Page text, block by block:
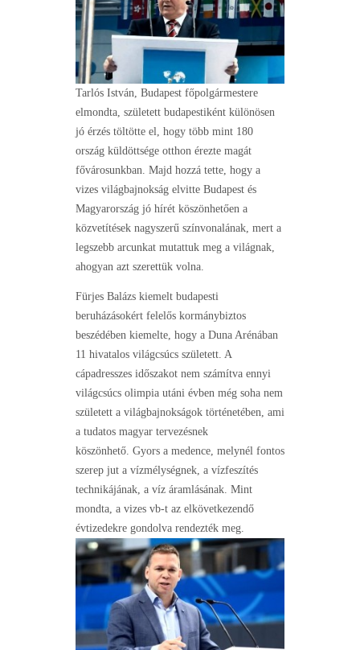
Tarlós István, Budapest főpolgármestere
elmondta, született budapestiként különösen
jó érzés töltötte el, hogy több mint 180
ország küldöttsége otthon érezte magát
fővárosunkban. Majd hozzá tette, hogy a
vizes világbajnokság elvitte Budapest és
Magyarország jó hírét köszönhetően a
közvetítések nagyszerű színvonalának, mert a
legszebb arcunkat mutattuk meg a világnak,
ahogyan azt szerettük volna.
Fürjes Balázs kiemelt budapesti
beruházásokért felelős kormánybiztos
beszédében kiemelte, hogy a Duna Arénában
11 hivatalos világcsúcs született. A
cápadresszes időszakot nem számítva ennyi
világcsúcs olimpia utáni évben még soha nem
született a világbajnokságok történetében, ami
a tudatos magyar tervezésnek
köszönhető. Gyors a medence, melynél fontos
szerep jut a vízmélységnek, a vízfeszítés
technikájának, a víz áramlásának. Mint
mondta, a vizes vb-t az elkövetkezendő
évtizedekre gondolva rendezték meg.